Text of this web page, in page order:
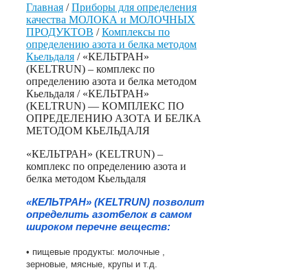
Главная /Приборы для определения
качества МОЛОКА и МОЛОЧНЫХ
ПРОДУКТОВ /Комплексы по
определению азота и белка методом
Кьельдаля / «КЕЛЬТРАН»
(KELTRUN) – комплекс по
определению азота и белка методом
Кьельдаля / «КЕЛЬТРАН»
(KELTRUN) — КОМПЛЕКС ПО
ОПРЕДЕЛЕНИЮ АЗОТА И БЕЛКА
МЕТОДОМ КЬЕЛЬДАЛЯ
«КЕЛЬТРАН» (KELTRUN) –
комплекс по определению азота и
белка методом Кьельдаля
«КЕЛЬТРАН» (KELTRUN) позволит
определить азотбелок в самом
широком перечне веществ:
• пищевые продукты: молочные ,
зерновые, мясные, крупы и т.д.